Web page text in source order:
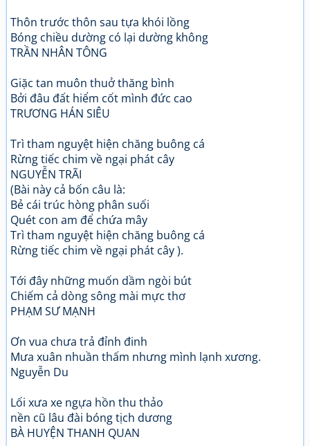
Thôn trước thôn sau tựa khói lồng
Bóng chiều dường có lại dường không
TRẦN NHÂN TÔNG
Giặc tan muôn thuở thăng bình
Bởi đâu đất hiểm cốt mình đức cao
TRƯƠNG HÁN SIÊU
Trì tham nguyệt hiện chăng buông cá
Rừng tiếc chim về ngại phát cây
NGUYỄN TRÃI
(Bài này cả bốn câu là:
Bẻ cái trúc hòng phân suối
Quét con am để chứa mây
Trì tham nguyệt hiện chăng buông cá
Rừng tiếc chim về ngại phát cây ).
Tới đây những muốn dầm ngòi bút
Chiếm cả dòng sông mài mực thơ
PHẠM SƯ MẠNH
Ơn vua chưa trả đỉnh đinh
Mưa xuân nhuần thấm nhưng mình lạnh xương.
Nguyễn Du
Lối xưa xe ngựa hồn thu thảo
nền cũ lâu đài bóng tịch dương
BÀ HUYỆN THANH QUAN